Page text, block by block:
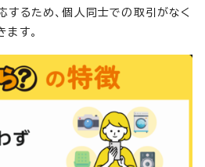
るため、個人同士での取引がなく
す。